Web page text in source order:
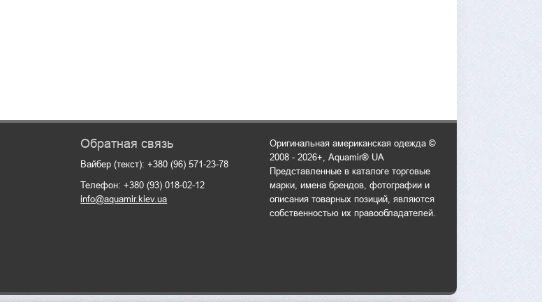
Обратная связь
Вайбер (текст): +380 (96) 571-23-78
Телефон: +380 (93) 018-02-12
info@aquamir.kiev.ua
Оригинальная американская одежда ©
2008 - 2026+, Aquamir® UA
Представленные в каталоге торговые
марки, имена брендов, фотографии и
описания товарных позиций, являются
собственностью их правообладателей.